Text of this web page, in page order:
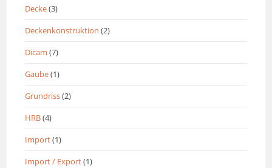
Decke(3)
Deckenkonstruktion (2)
Dicam (7)
Gaube(1)
Grundriss(2)
HRB(4)
Import(1)
Import / Export(1)